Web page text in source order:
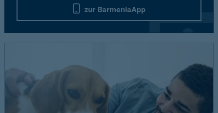
zur BarmeniaApp